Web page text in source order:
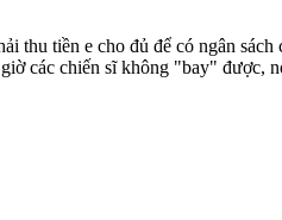
thu tiền e cho đủ để có ngân
các chiến sĩ không "bay" được,